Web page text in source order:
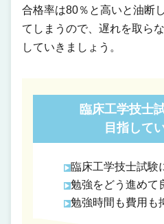
合格率は80％と高いと油断
てしまうので、遅れを取ら
していきましょう。
臨床工学技士
目指して
臨床工学技士試験
勉強をどう進めて
勉強時間も費用も